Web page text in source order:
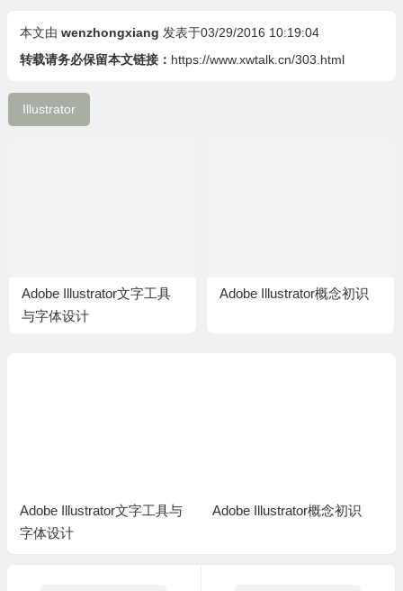
本文由 wenzhongxiang 发表于03/29/2016 10:19:04
转载请务必保留本文链接： https://www.xwtalk.cn/303.html
Illustrator
Adobe Illustrator文字工具
与字体设计
Adobe Illustrator概念初识
Adobe Illustrator文字工具与
字体设计
Adobe Illustrator概念初识